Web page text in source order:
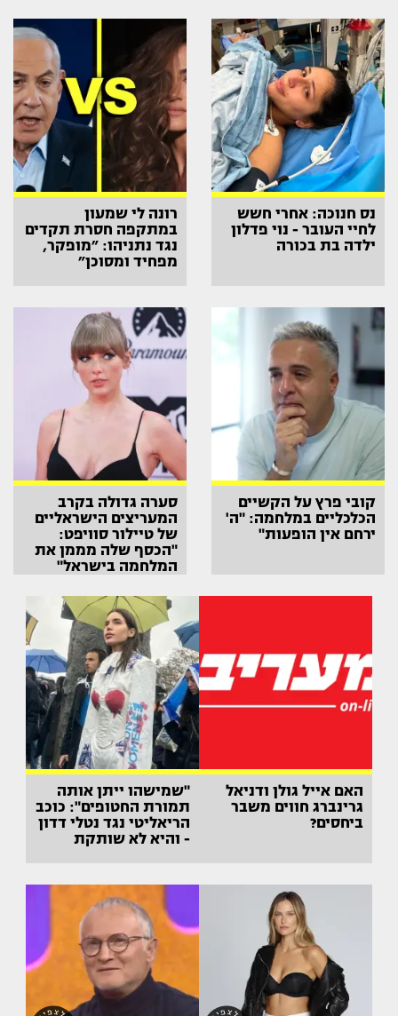
נס חנוכה: אחרי חשש
לחיי העובר - נוי פדלון
ילדה בת בכורה
רונה לי שמעון
במתקפה חסרת תקדים
נגד נתניהו: ״מופקר,
מפחיד ומסוכן״
קובי פרץ על הקשיים
הכלכליים במלחמה: "ה'
ירחם אין הופעות"
סערה גדולה בקרב
המעריצים הישראליים
של טיילור סוויפט:
"הכסף שלה מממן את
המלחמה בישראל"
האם אייל גולן ודניאל
גרינברג חווים משבר
ביחסים?
"שמישהו ייתן אותה
תמורת החטופים": כוכב
הריאליטי נגד נטלי דדון
- והיא לא שותקת